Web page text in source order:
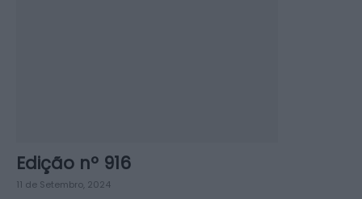
Edição nº 916
11 de Setembro, 2024